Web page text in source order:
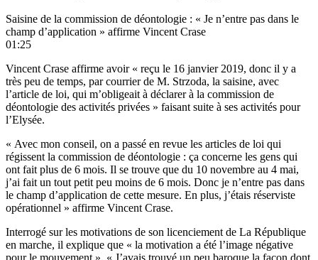
Saisine de la commission de déontologie : « Je n’entre pas dans le
champ d’application » affirme Vincent Crase
01:25
Vincent Crase affirme avoir « reçu le 16 janvier 2019, donc il y a
très peu de temps, par courrier de M. Strzoda, la saisine, avec
l’article de loi, qui m’obligeait à déclarer à la commission de
déontologie des activités privées » faisant suite à ses activités pour
l’Elysée.
« Avec mon conseil, on a passé en revue les articles de loi qui
régissent la commission de déontologie : ça concerne les gens qui
ont fait plus de 6 mois. Il se trouve que du 10 novembre au 4 mai,
j’ai fait un tout petit peu moins de 6 mois. Donc je n’entre pas dans
le champ d’application de cette mesure. En plus, j’étais réserviste
opérationnel » affirme Vincent Crase.
Interrogé sur les motivations de son licenciement de La République
en marche, il explique que « la motivation a été l’image négative
pour le mouvement ». « J’avais trouvé un peu baroque la façon dont